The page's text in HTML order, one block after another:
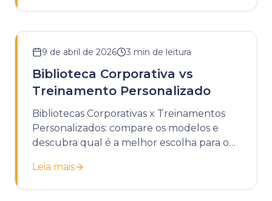
9 de abril de 2026 3 min de leitura
Biblioteca Corporativa vs
Treinamento Personalizado
Bibliotecas Corporativas x Treinamentos
Personalizados: compare os modelos e
descubra qual é a melhor escolha para o
Leia mais